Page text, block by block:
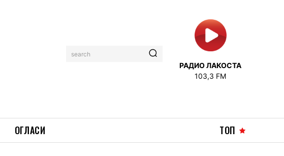
search
РАДИО ЛАКОСТА
103,3 FM
ОГЛАСИ ТОП